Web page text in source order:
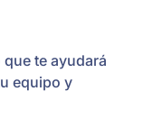
te ayudará
equipo y